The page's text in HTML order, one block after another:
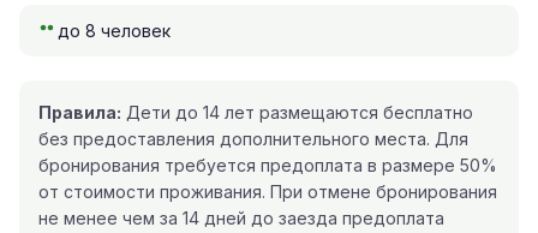
до 8 человек
Правила: Дети до 14 лет размещаются бесплатно
без предоставления дополнительного места. Для
бронирования требуется предоплата в размере 50%
от стоимости проживания. При отмене бронирования
не менее чем за 14 дней до заезда предоплата